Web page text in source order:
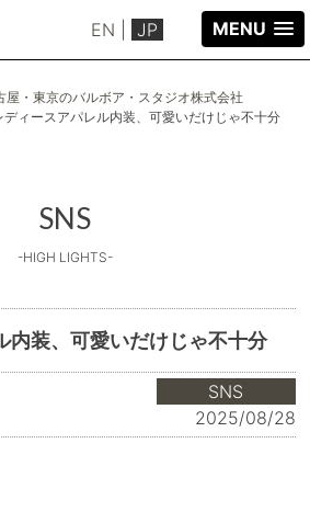
EN JP MENU
・東京のバルボア・スタジオ株式会社
ディースアパレル内装、可愛いだけじゃ不十分
SNS
-HIGH LIGHTS-
内装、可愛いだけじゃ不十分
SNS
2025/08/28